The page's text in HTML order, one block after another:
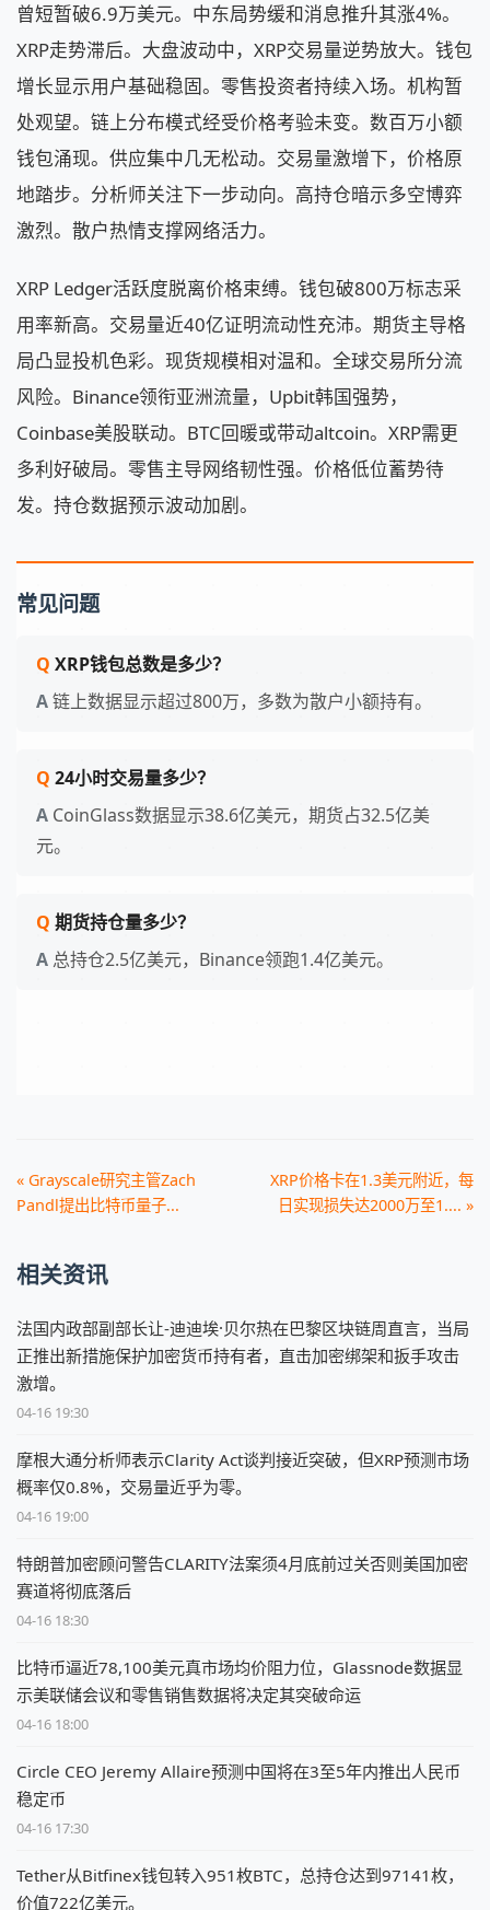
曾短暂破6.9万美元。中东局势缓和消息推升其涨4%。
XRP走势滞后。大盘波动中，XRP交易量逆势放大。钱包
增长显示用户基础稳固。零售投资者持续入场。机构暂
处观望。链上分布模式经受价格考验未变。数百万小额
钱包涌现。供应集中几无松动。交易量激增下，价格原
地踏步。分析师关注下一步动向。高持仓暗示多空博弈
激烈。散户热情支撑网络活力。
XRP Ledger活跃度脱离价格束缚。钱包破800万标志采
用率新高。交易量近40亿证明流动性充沛。期货主导格
局凸显投机色彩。现货规模相对温和。全球交易所分流
风险。Binance领衔亚洲流量，Upbit韩国强势，
Coinbase美股联动。BTC回暖或带动altcoin。XRP需更
多利好破局。零售主导网络韧性强。价格低位蓄势待
发。持仓数据预示波动加剧。
常见问题
XRP钱包总数是多少？
链上数据显示超过800万，多数为散户小额持有。
24小时交易量多少？
CoinGlass数据显示38.6亿美元，期货占32.5亿美
元。
期货持仓量多少？
总持仓2.5亿美元，Binance领跑1.4亿美元。
« Grayscale研究主管Zach
Pandl提出比特币量子...
XRP价格卡在1.3美元附近，每
日实现损失达2000万至1.... »
相关资讯
法国内政部副部长让-迪迪埃·贝尔热在巴黎区块链周直言，当局
正推出新措施保护加密货币持有者，直击加密绑架和扳手攻击
激增。
04-16 19:30
摩根大通分析师表示Clarity Act谈判接近突破，但XRP预测市场
概率仅0.8%，交易量近乎为零。
04-16 19:00
特朗普加密顾问警告CLARITY法案须4月底前过关否则美国加密
赛道将彻底落后
04-16 18:30
比特币逼近78,100美元真市场均价阻力位，Glassnode数据显
示美联储会议和零售销售数据将决定其突破命运
04-16 18:00
Circle CEO Jeremy Allaire预测中国将在3至5年内推出人民币
稳定币
04-16 17:30
Tether从Bitfinex钱包转入951枚BTC，总持仓达到97141枚，
价值722亿美元。